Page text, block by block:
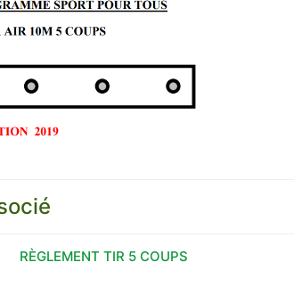
RÈGLEMENT TIR 5 COUPS